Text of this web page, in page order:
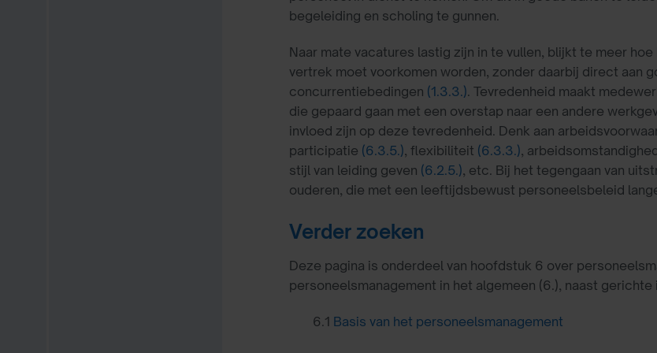
begeleiding en scholing te gunnen.
Naar mate vacatures lastig zijn in te vullen, blijkt te meer
vertrek moet voorkomen worden, zonder daarbij direct aan
concurrentiebedingen (1.3.3.). Tevredenheid maakt
die gepaard gaan met een overstap naar een andere
invloed zijn op deze tevredenheid. Denk aan
participatie (6.3.5.), flexibiliteit (6.3.3.),
stijl van leiding geven (6.2.5.), etc. Bij het tegengaan van
ouderen, die met een leeftijdsbewust personeelsbeleid
Verder zoeken
Deze pagina is onderdeel van hoofdstuk 6 over
personeelsmanagement in het algemeen (6.), naast gerichte
6.1 Basis van het personeelsmanagement